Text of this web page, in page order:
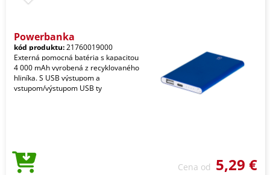
Powerbanka
kód produktu:21760019000
Externá pomocná batéria s kapacitou
4 000 mAh vyrobená z recyklovaného
hliníka. S USB výstupom a
vstupom/výstupom USB ty
Cena od 5,29 €